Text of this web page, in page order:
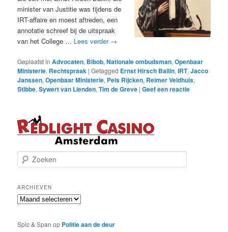
minister van Justitie was tijdens de
IRT-affaire en moest aftreden, een
annotatie schreef bij de uitspraak
van het College … Lees verder →
Geplaatst in Advocaten, Bibob,Nationale ombudsman,Openbaar
Ministerie, Rechtspraak |Getagged Ernst Hirsch Ballin,IRT,Jacco
Janssen,Openbaar Ministerie, Pels Rijcken, Reimer Veldhuis,
Stibbe,Sywert van Lienden,Tim de Greve |Geef een reactie
o
k
e
n
ARCHIEVEN
Archieven
Spic & Span op Politie aan de deur